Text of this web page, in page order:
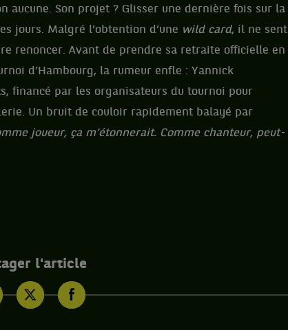
aucune. Son projet ? Glisser une dernière fois sur la
jours. Malgré l’obtention d’une wild card, il ne sent
renoncer. Avant de prendre sa retraite officielle en
d’Hambourg, la rumeur enfle : Yannick
financé par les organisateurs du tournoi pour
Un bruit de couloir rapidement balayé par
joueur, ça m’étonnerait. Comme chanteur, peut-
l'article